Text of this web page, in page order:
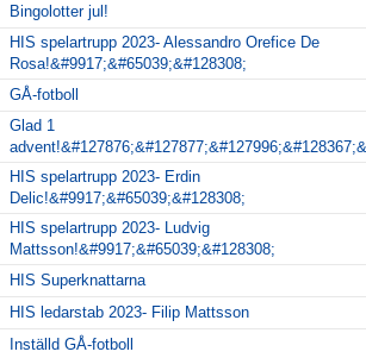
Bingolotter jul!
HIS spelartrupp 2023- Alessandro Orefice De
Rosa!&#9917;&#65039;&#128308;
GÅ-fotboll
Glad 1
HIS spelartrupp 2023- Erdin
Delic!&#9917;&#65039;&#128308;
HIS spelartrupp 2023- Ludvig
Mattsson!&#9917;&#65039;&#128308;
HIS Superknattarna
HIS ledarstab 2023- Filip Mattsson
Inställd GÅ-fotboll